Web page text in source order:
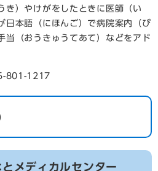
き）やけがをしたときに医師（い
日本語（にほんご）で病院案内（び
当（おうきゅうてあて）などをアド
801-1217
メディカルセンター